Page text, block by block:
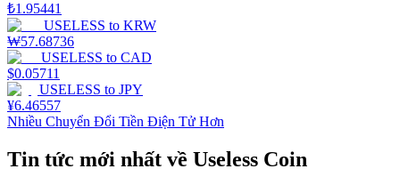
₺1.95441
USELESS to KRW
₩57.68736
USELESS to CAD
$0.05711
USELESS to JPY
¥6.46557
Nhiều Chuyển Đổi Tiền Điện Tử Hơn
Tin tức mới nhất về Useless Coin